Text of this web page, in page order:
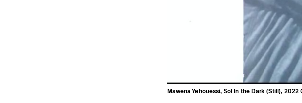
Mawena Yehouessi, Sol In the Dark (Still), 2022